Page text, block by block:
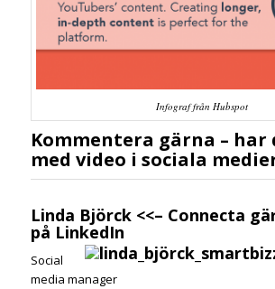
Infograf från Hubspot
Kommentera gärna –
med video i sociala
Linda Björck <<– Connecta
på LinkedIn
Social
media manager